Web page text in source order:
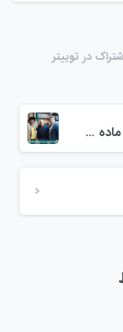
در توییتر
جلسه ای در خصوص تبصره (۱) ماده (۳) نظام صنفی کشور